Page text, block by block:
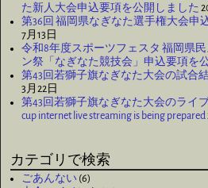
た新人大会申込要項を公開しました
第36回 福岡県なぎなた選手権大会申
7月13日
令和8年度スポーツフェスタ 福岡県
ン祭「なぎなた競技会」申込要項を
第43回若獅子旗なぎなた大会の試合
3月22日
第43回若獅子旗なぎなた大会のライ
cup internet live streaming is being prepared
カテゴリで検索
ごあんない (6)